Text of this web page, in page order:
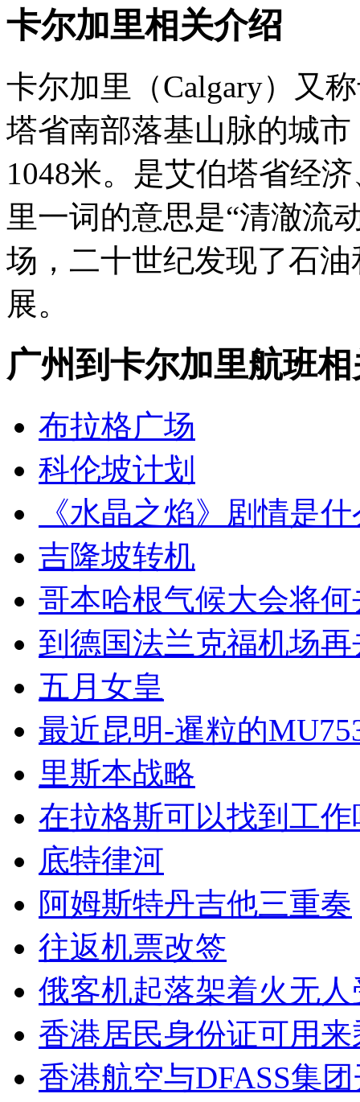
卡尔加里相关介绍
卡尔加里（Calgary）又
塔省南部落基山脉的城
1048米。是艾伯塔省经
里一词的意思是“清澈流
场，二十世纪发现了石
展。
广州到卡尔加里航班
布拉格广场
科伦坡计划
《水晶之焰》剧情是
吉隆坡转机
哥本哈根气候大会将
到德国法兰克福机场
五月女皇
最近昆明-暹粒的
里斯本战略
在拉格斯可以找到工作
底特律河
阿姆斯特丹吉他三重奏
往返机票改签
俄客机起落架着火无
香港居民身份证可用
香港航空与DFASS集